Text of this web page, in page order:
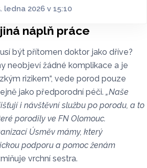
ledna 2026 v 15:10
náplň práce
být přítomen doktor jako dříve?
neobjeví žádné komplikace a je
rizikem“, vede porod pouze
jako předporodní péči. „Naše
i návštěvní službu po porodu, a to
porodily ve FN Olomouc.
Úsměv mámy, který
podporu a pomoc ženám
vrchní sestra.